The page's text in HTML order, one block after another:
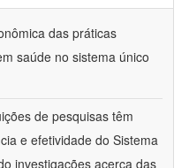
das práticas
saúde no sistema único
de pesquisas têm
e efetividade do Sistema
investigações acerca das